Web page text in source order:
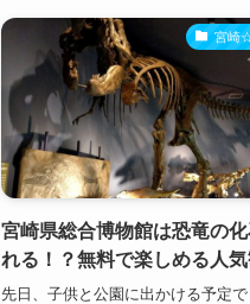
宮崎
宮崎県総合博物館は恐竜の
れる！？無料で楽しめる人
先日、子供と公園に出かける予定で